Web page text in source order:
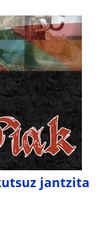
jantzita